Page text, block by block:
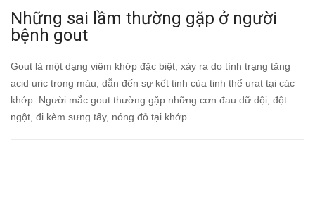
Những sai lầm thường gặp ở người
bệnh gout
Gout là một dạng viêm khớp đặc biệt, xảy ra do tình trạng tăng
acid uric trong máu, dẫn đến sự kết tinh của tinh thể urat tại các
khớp. Người mắc gout thường gặp những cơn đau dữ dội, đột
ngột, đi kèm sưng tấy, nóng đỏ tại khớp...